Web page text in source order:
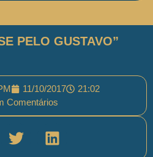
PELO GUSTAVO”
11/10/2017
21:02
Comentários